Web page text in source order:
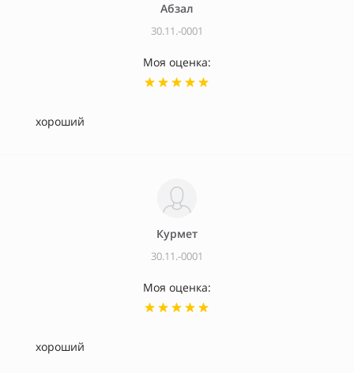
Абзал
30.11.-0001
Моя оценка:
хороший
Курмет
30.11.-0001
Моя оценка:
хороший